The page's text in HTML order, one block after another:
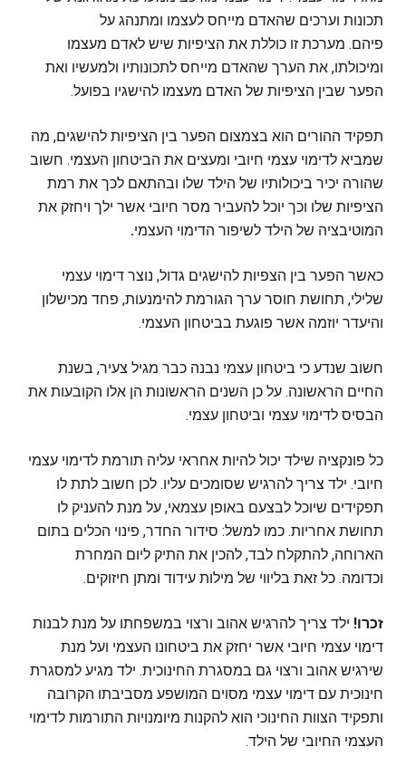
תכונות וערכים שהאדם מייחס לעצמו ומתנהג על
פיהם. מערכת זו כוללת את הציפיות שיש לאדם מעצמו
ומיכולתו, את הערך שהאדם מייחס לתכונותיו ולמעשיו ואת
הפער שבין הציפיות של האדם מעצמו להישגיו בפועל.
תפקיד ההורים הוא בצמצום הפער בין הציפיות להישגים, מה
שמביא לדימוי עצמי חיובי ומעצים את הביטחון העצמי. חשוב
שהורה יכיר ביכולותיו של הילד שלו ובהתאם לכך את רמת
הציפיות שלו וכך יוכל להעביר מסר חיובי אשר ילך ויחזק את
המוטיבציה של הילד לשיפור הדימוי העצמי.
כאשר הפער בין הצפיות להישגים גדול, נוצר דימוי עצמי
שלילי, תחושת חוסר ערך הגורמת להימנעות, פחד מכישלון
והיעדר יוזמה אשר פוגעת בביטחון העצמי.
חשוב שנדע כי ביטחון עצמי נבנה כבר מגיל צעיר, בשנת
החיים הראשונה. על כן השנים הראשונות הן אלו הקובעות את
הבסיס לדימוי עצמי וביטחון עצמי.
כל פונקציה שילד יכול להיות אחראי עליה תורמת לדימוי עצמי
חיובי. ילד צריך להרגיש שסומכים עליו. לכן חשוב לתת לו
תפקידים שיוכל לבצעם באופן עצמאי, על מנת להעניק לו
תחושת אחריות. כמו למשל: סידור החדר, פינוי הכלים בתום
הארוחה, להתקלח לבד, להכין את התיק ליום המחרת
וכדומה. כל זאת בליווי של מילות עידוד ומתן חיזוקים.
זכרו! ילד צריך להרגיש אהוב ורצוי במשפחתו על מנת לבנות
דימוי עצמי חיובי אשר יחזק את ביטחונו העצמי ועל מנת
שירגיש אהוב ורצוי גם במסגרת החינוכית. ילד מגיע למסגרת
חינוכית עם דימוי עצמי מסוים המושפע מסביבתו הקרובה
ותפקיד הצוות החינוכי הוא להקנות מיומנויות התורמות לדימוי
העצמי החיובי של הילד.